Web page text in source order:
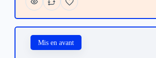
Mis en avant